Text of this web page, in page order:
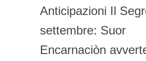
Anticipazioni Il
settembre: Suor
Encarnaciòn